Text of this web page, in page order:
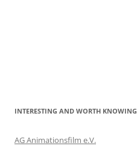
INTERESTING AND WORTH KNOWING
AG Animationsfilm e.V.